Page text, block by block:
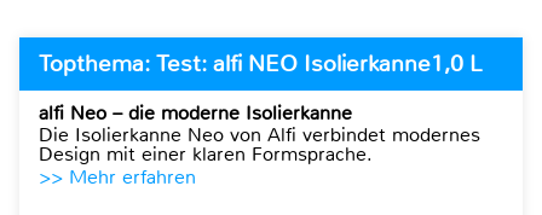
Topthema: Test: alfi NEO Isolierkanne1,0 L
alfi Neo – die moderne Isolierkanne
Die Isolierkanne Neo von Alfi verbindet modernes
Design mit einer klaren Formsprache.
>> Mehr erfahren